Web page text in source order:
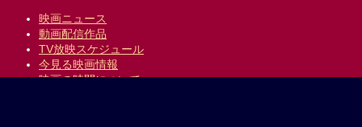
映画ニュース
動画配信作品
TV放映スケジュール
今見る映画情報
映画の時間について